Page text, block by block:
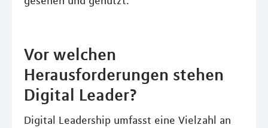
Vor welchen
Herausforderungen stehen
Digital Leader?
Digital Leadership umfasst eine Vielzahl an